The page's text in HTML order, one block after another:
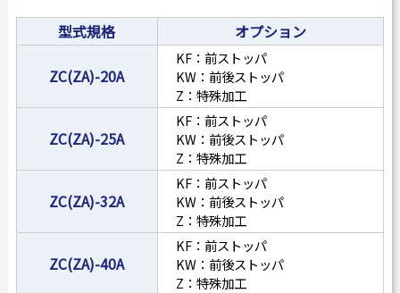
型式規格 オプション
ZC(ZA)-20A
KF：前ストッパ
KW：前後ストッパ
Z：特殊加工
ZC(ZA)-25A
KF：前ストッパ
KW：前後ストッパ
Z：特殊加工
ZC(ZA)-32A
KF：前ストッパ
KW：前後ストッパ
Z：特殊加工
ZC(ZA)-40A
KF：前ストッパ
KW：前後ストッパ
Z：特殊加工